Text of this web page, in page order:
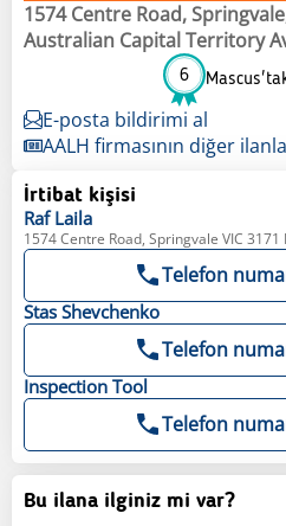
1574 Centre Road,
Australian Capital Territory
6
E-posta bildirimi al
AALH firmasının diğer
İrtibat kişisi
Raf Laila
1574 Centre Road, Springvale VIC
Telefon
Stas Shevchenko
Telefon
Inspection Tool
Telefon
Bu ilana ilginiz mi var?